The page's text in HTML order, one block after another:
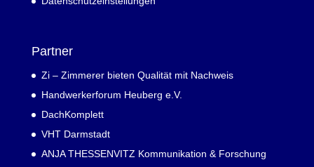
Partner
Zi – Zimmerer bieten Qualität mit Nachweis
Handwerkerforum Heuberg e.V.
DachKomplett
VHT Darmstadt
ANJA THESSENVITZ Kommunikation & Forschung